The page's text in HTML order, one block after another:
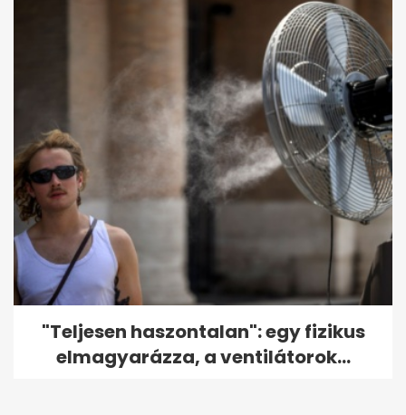
"Teljesen haszontalan": egy fizikus
elmagyarázza, a ventilátorok...